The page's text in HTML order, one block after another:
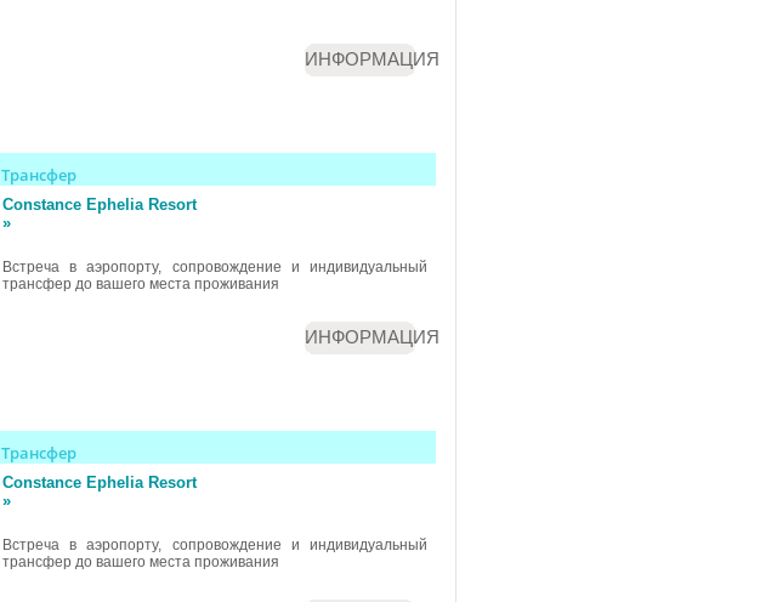
ИНФОРМАЦИЯ
Трансфер
Constance Ephelia Resort
»
Встреча в аэропорту, сопровождение и индивидуальный
трансфер до вашего места проживания
ИНФОРМАЦИЯ
Трансфер
Constance Ephelia Resort
»
Встреча в аэропорту, сопровождение и индивидуальный
трансфер до вашего места проживания